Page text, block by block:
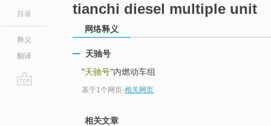
目录
释义
翻译
tianchi diesel multiple unit
网络释义
天驰号
"天驰号"内燃动车组
基于1个网页-相关网页
相关文章